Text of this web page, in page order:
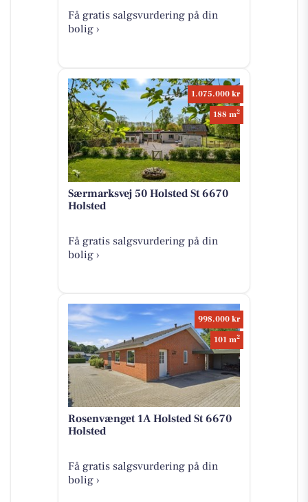
Få gratis salgsvurdering på din
bolig ›
1.075.000 kr
188 m2
Særmarksvej 50 Holsted St 6670
Holsted
Få gratis salgsvurdering på din
bolig ›
998.000 kr
101 m2
Rosenvænget 1A Holsted St 6670
Holsted
Få gratis salgsvurdering på din
bolig ›